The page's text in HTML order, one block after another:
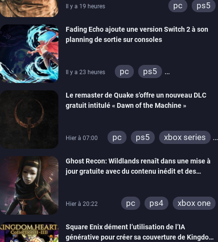
Il y a 19 heures pc ps5
Fading Echo ajoute une version Switch 2 à son
planning de sortie sur consoles
Il y a 23 heures pc
ps5
Le remaster de Quake s’offre un nouveau DLC
gratuit intitulé « Dawn of the Machine »
Hier à 07:00 pc ps5
xbox series
xbox one
nintendo 64
Ghost Recon: Wildlands renaît dans une mise à
jour gratuite avec du contenu inédit et des
Hier à 20:22 pc ps4 xbox one
Square Enix dément l’utilisation de l’IA
générative pour créer sa couverture de Kingdom